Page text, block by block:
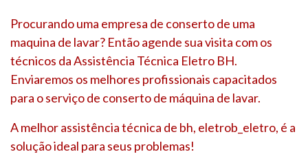
Procurando uma empresa de conserto de uma
maquina de lavar? Então agende sua visita com os
técnicos da Assistência Técnica Eletro BH.
Enviaremos os melhores profissionais capacitados
para o serviço de conserto de máquina de lavar.
A melhor assistência técnica de bh, eletrob_eletro, é a
solução ideal para seus problemas!